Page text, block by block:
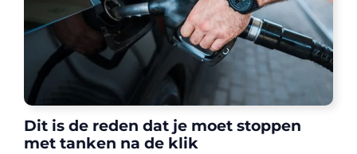
Dit is de reden dat je moet stoppen
met tanken na de klik